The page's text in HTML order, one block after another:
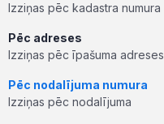
Izziņas pēc kadastra numura
Pēc adreses
Izziņas pēc īpašuma adreses
Pēc nodalījuma numura
Izziņas pēc nodalījuma